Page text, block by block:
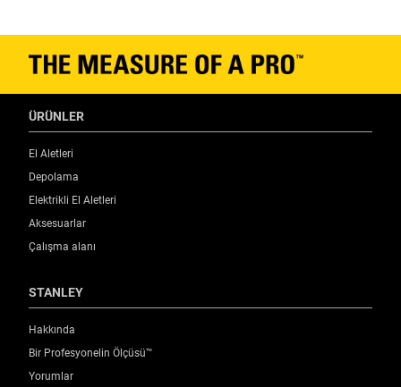
ÜRÜNLER
El Aletleri
Depolama
Elektrikli El Aletleri
Aksesuarlar
Çalışma alanı
STANLEY
Hakkında
Bir Profesyonelin Ölçüsü™
Yorumlar